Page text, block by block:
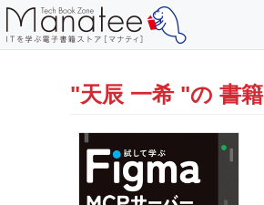
"天辰 一希 "の 書籍